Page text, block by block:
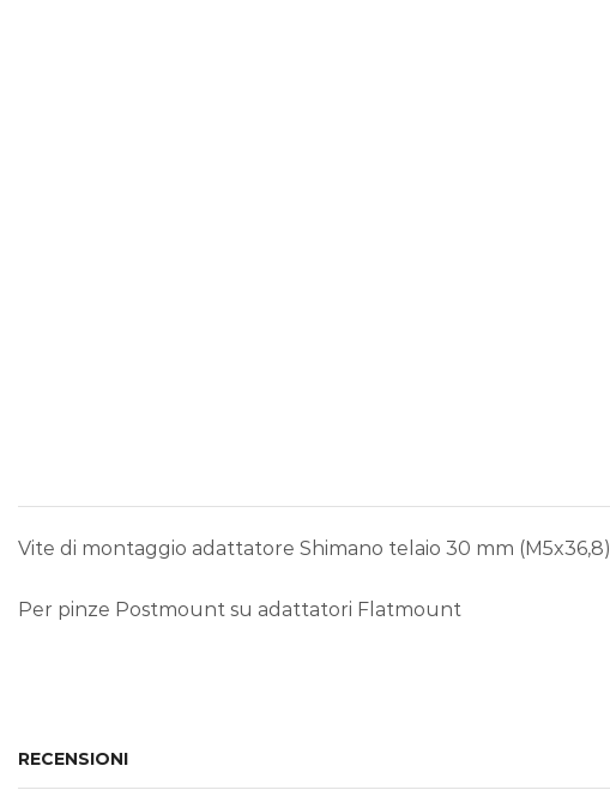
Vite di montaggio adattatore Shimano telaio 30 mm (M5x36,8)
Per pinze Postmount su adattatori Flatmount
RECENSIONI